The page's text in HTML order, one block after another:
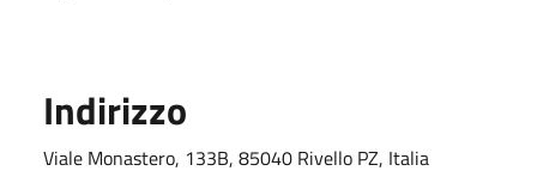
Indirizzo
Viale Monastero, 133B, 85040 Rivello PZ, Italia